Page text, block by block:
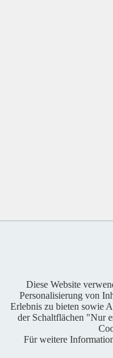
Diese Website
Personalisierung von
Erlebnis zu bieten sowie
der Schaltflächen "Nur
Für weitere